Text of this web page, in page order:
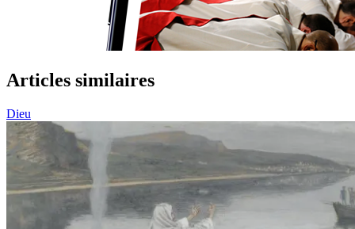
Articles similaires
Dieu